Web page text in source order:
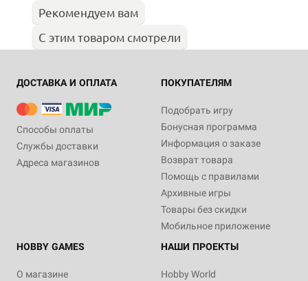
Рекомендуем вам
С этим товаром смотрели
ДОСТАВКА И ОПЛАТА
Способы оплаты
Службы доставки
Адреса магазинов
ПОКУПАТЕЛЯМ
Подобрать игру
Бонусная программа
Информация о заказе
Возврат товара
Помощь с правилами
Архивные игры
Товары без скидки
Мобильное приложение
HOBBY GAMES
О магазине
НАШИ ПРОЕКТЫ
Hobby World